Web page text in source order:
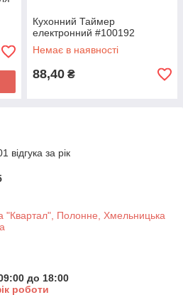
Кухонний Таймер
електронний #100192
Немає в наявності
88,40 ₴
відгука за рік
"Квартал", Полонне, Хмельницька
до 18:00
роботи